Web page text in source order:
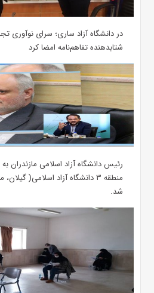
در دانشگاه آزاد ساری؛ سرای نوآوری
شتابدهنده تفاهم‌نامه امضا کرد
رئیس دانشگاه آزاد اسلامی
منطقه ۳ دانشگاه آزاد اسلامی(
شد.